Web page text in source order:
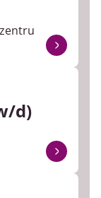
d)